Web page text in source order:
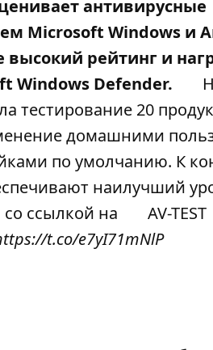
антивирусные
Microsoft Windows и
рейтинг и
Windows Defender.
тестирование 20
домашними
по умолчанию. К
наилучший
со ссылкой на AV-TEST
t.co/e7yI71mNlP